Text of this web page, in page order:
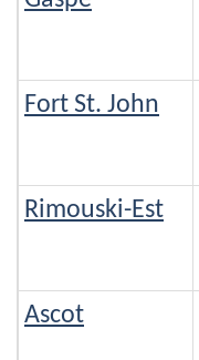
Fort St. John
Rimouski-Est
Ascot